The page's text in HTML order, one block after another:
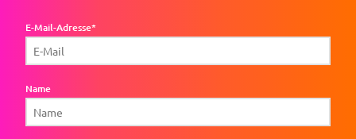
E-Mail-Adresse*
Name